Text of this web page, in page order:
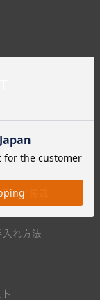
ィア掲載
入れ方法